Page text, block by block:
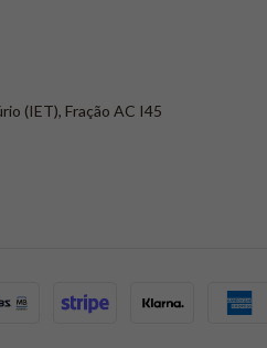
(IET), Fração AC I45